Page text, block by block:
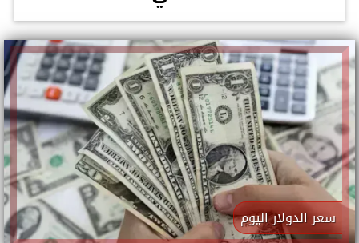
سعر الدولار اليوم